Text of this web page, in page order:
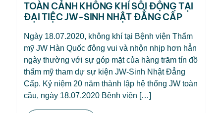
TOÀN CẢNH KHÔNG KHÍ SÔI ĐỘNG TẠI
ĐẠI TIỆC JW-SINH NHẬT ĐẲNG CẤP
Ngày 18.07.2020, không khí tại Bệnh viện Thẩm
mỹ JW Hàn Quốc đông vui và nhộn nhịp hơn hẳn
ngày thường với sự góp mặt của hàng trăm tín đồ
thẩm mỹ tham dự sự kiện JW-Sinh Nhật Đẳng
Cấp. Kỷ niệm 20 năm thành lập hệ thống JW toàn
cầu, ngày 18.07.2020 Bệnh viện […]